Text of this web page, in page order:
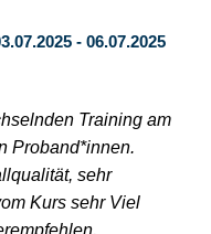
- 06.07.2025
Training am
Proband*innen.
sehr
Kurs sehr Viel